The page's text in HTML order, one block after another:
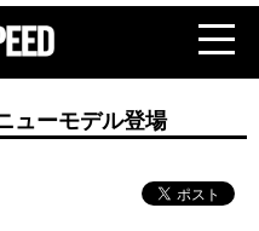
ューモデル登場